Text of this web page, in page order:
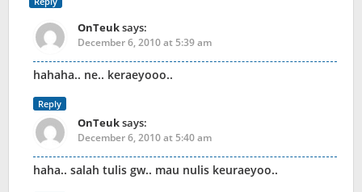
OnTeuksays:
December 6, 2010 at 5:39 am
hahaha.. ne.. keraeyooo..
Reply
OnTeuksays:
December 6, 2010 at 5:40 am
haha.. salah tulis gw.. mau nulis keuraeyoo..